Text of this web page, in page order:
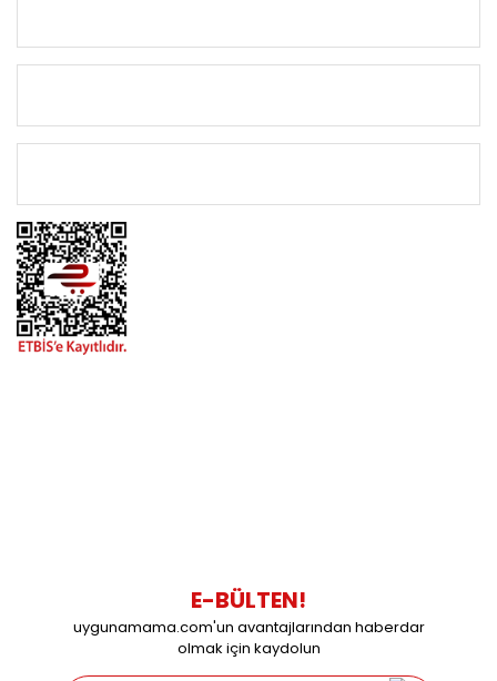
E-BÜLTEN!
uygunamama.com'un avantajlarından haberdar
olmak için kaydolun